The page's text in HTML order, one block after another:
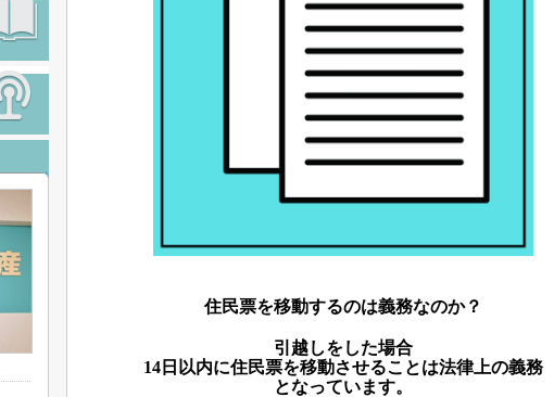
住民票を移動するのは義務なのか？
引越しをした場合
14日以内に住民票を移動させることは法律上の義務
となっています。